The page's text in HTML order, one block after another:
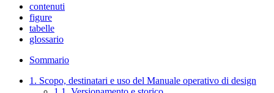
contenuti
figure
tabelle
glossario
Sommario
1. Scopo, destinatari e uso del Manuale operativo di design